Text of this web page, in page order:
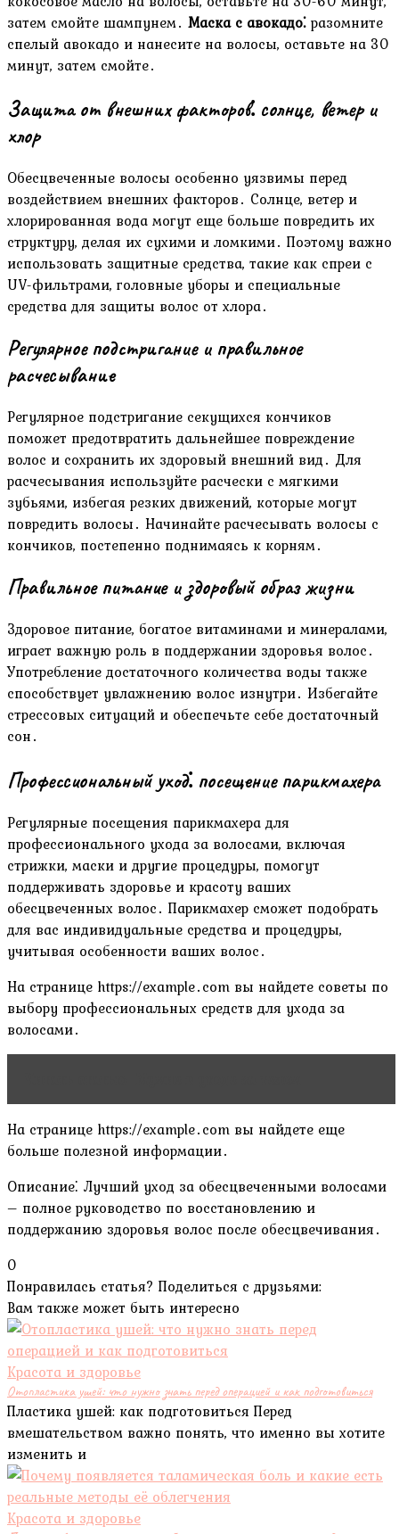
затем смойте шампунем․ Маска с авокадо⁚ разомните
спелый авокадо и нанесите на волосы, оставьте на 30
минут, затем смойте․
Защита от внешних факторов⁚ солнце, ветер и
хлор
Обесцвеченные волосы особенно уязвимы перед
воздействием внешних факторов․ Солнце, ветер и
хлорированная вода могут еще больше повредить их
структуру, делая их сухими и ломкими․ Поэтому важно
использовать защитные средства, такие как спреи с
UV-фильтрами, головные уборы и специальные
средства для защиты волос от хлора․
Регулярное подстригание и правильное
расчесывание
Регулярное подстригание секущихся кончиков
поможет предотвратить дальнейшее повреждение
волос и сохранить их здоровый внешний вид․ Для
расчесывания используйте расчески с мягкими
зубьями, избегая резких движений, которые могут
повредить волосы․ Начинайте расчесывать волосы с
кончиков, постепенно поднимаясь к корням․
Правильное питание и здоровый образ жизни
Здоровое питание, богатое витаминами и минералами,
играет важную роль в поддержании здоровья волос․
Употребление достаточного количества воды также
способствует увлажнению волос изнутри․ Избегайте
стрессовых ситуаций и обеспечьте себе достаточный
сон․
Профессиональный уход⁚ посещение парикмахера
Регулярные посещения парикмахера для
профессионального ухода за волосами, включая
стрижки, маски и другие процедуры, помогут
поддерживать здоровье и красоту ваших
обесцвеченных волос․ Парикмахер сможет подобрать
для вас индивидуальные средства и процедуры,
учитывая особенности ваших волос․
На странице https://example․com вы найдете советы по
выбору профессиональных средств для ухода за
волосами․
На странице https://example․com вы найдете еще
больше полезной информации․
Описание⁚ Лучший уход за обесцвеченными волосами
– полное руководство по восстановлению и
поддержанию здоровья волос после обесцвечивания․
0
Понравилась статья? Поделиться с друзьями:
Вам также может быть интересно
Красота и здоровье
Отопластика ушей: что нужно знать перед операцией и как подготовиться
Пластика ушей: как подготовиться Перед
вмешательством важно понять, что именно вы хотите
изменить и
Красота и здоровье